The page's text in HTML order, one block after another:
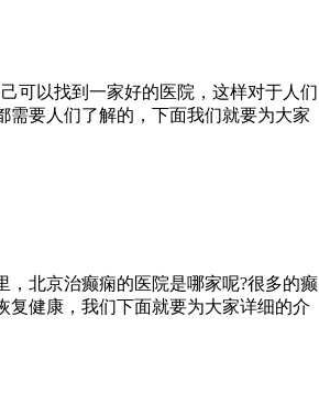
可以找到一家好的医院，这样对于人们
需要人们了解的，下面我们就要为大家
北京治癫痫的医院是哪家呢?很多的癫
复健康，我们下面就要为大家详细的介